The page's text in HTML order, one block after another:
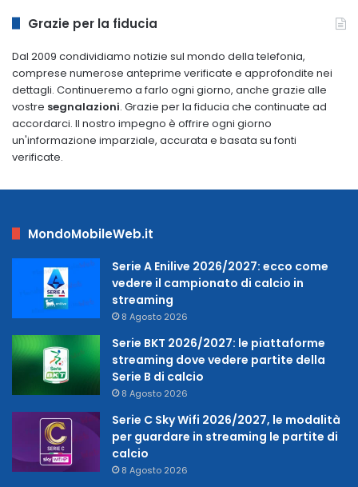
Grazie per la fiducia
Dal 2009 condividiamo notizie sul mondo della telefonia,
comprese numerose anteprime verificate e approfondite nei
dettagli. Continueremo a farlo ogni giorno, anche grazie alle
vostre segnalazioni. Grazie per la fiducia che continuate ad
accordarci. Il nostro impegno è offrire ogni giorno
un'informazione imparziale, accurata e basata su fonti
verificate.
MondoMobileWeb.it
Serie A Enilive 2026/2027: ecco come
vedere il campionato di calcio in
streaming
8 Agosto 2026
Serie BKT 2026/2027: le piattaforme
streaming dove vedere partite della
Serie B di calcio
8 Agosto 2026
Serie C Sky Wifi 2026/2027, le modalità
per guardare in streaming le partite di
calcio
8 Agosto 2026